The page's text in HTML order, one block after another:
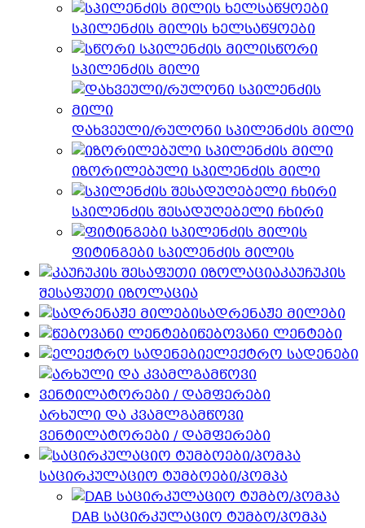
სპილენძის მილის ხელსაწყოები
სწორი
სპილენძის მილი
დახვეული/რულონი სპილენძის მილი
იზორილებული სპილენძის მილი
სპილენძის შესადუღებელი ჩხირი
ფიტინგები სპილენძის მილის
კაუჩუკის
შესაფუთი იზოლაცია
სადრენაჟე მილები
წებოვანი ლენტები
ელექტრო სადენები
არხული და კვამლგამწოვი
ვენტილატორები / დამფერები
საცირკულაციო ტუმბოები/პომპა
DAB საცირკულაციო ტუმბო/პომპა